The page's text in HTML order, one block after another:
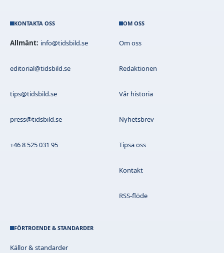
KONTAKTA OSS
Allmänt: info@tidsbild.se
editorial@tidsbild.se
tips@tidsbild.se
press@tidsbild.se
+46 8 525 031 95
OM OSS
Om oss
Redaktionen
Vår historia
Nyhetsbrev
Tipsa oss
Kontakt
RSS-flöde
FÖRTROENDE & STANDARDER
Källor & standarder